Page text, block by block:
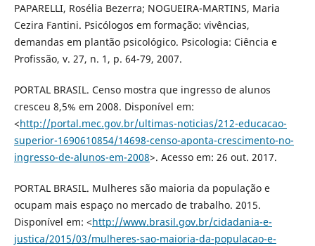
PAPARELLI, Rosélia Bezerra; NOGUEIRA-MARTINS, Maria
Cezira Fantini. Psicólogos em formação: vivências,
demandas em plantão psicológico. Psicologia: Ciência e
Profissão, v. 27, n. 1, p. 64-79, 2007.
PORTAL BRASIL. Censo mostra que ingresso de alunos
cresceu 8,5% em 2008. Disponível em:
<http://portal.mec.gov.br/ultimas-noticias/212-educacao-
superior-1690610854/14698-censo-aponta-crescimento-no-
ingresso-de-alunos-em-2008>. Acesso em: 26 out. 2017.
PORTAL BRASIL. Mulheres são maioria da população e
ocupam mais espaço no mercado de trabalho. 2015.
Disponível em: <http://www.brasil.gov.br/cidadania-e-
justica/2015/03/mulheres-sao-maioria-da-populacao-e-